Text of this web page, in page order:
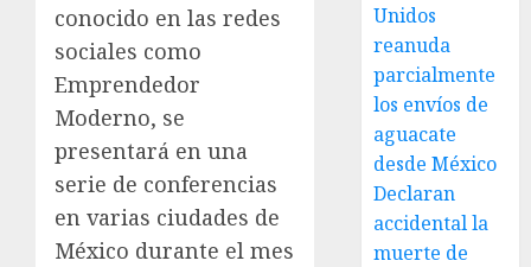
conocido en las redes
sociales como
Emprendedor
Moderno, se
presentará en una
serie de conferencias
en varias ciudades de
México durante el mes
Unidos
reanuda
parcialmente
los envíos de
aguacate
desde México
Declaran
accidental la
muerte de